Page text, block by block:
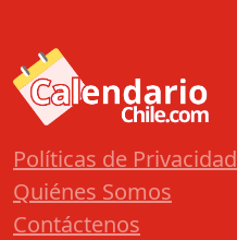
Políticas de Privacidad
Quiénes Somos
Contáctenos